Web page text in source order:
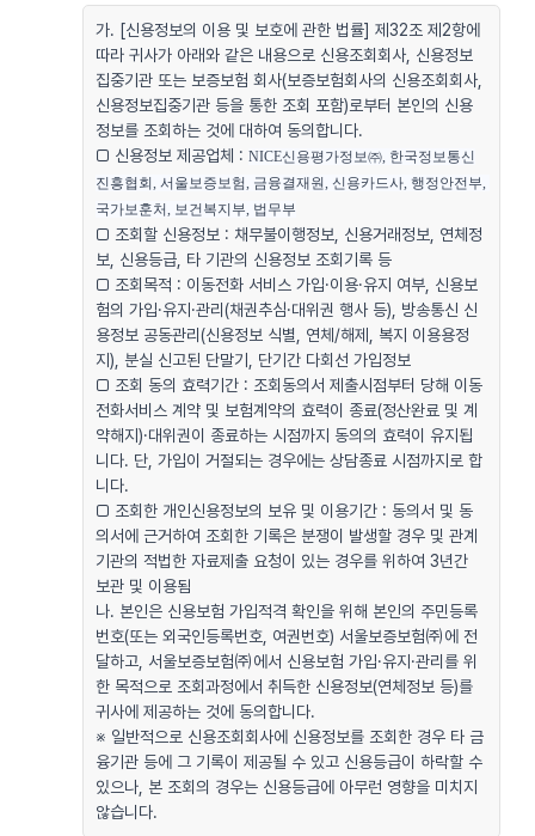
가. [신용정보의 이용 및 보호에 관한 법률] 제32조 제2항에
따라 귀사가 아래와 같은 내용으로 신용조회회사, 신용정보
집중기관 또는 보증보험 회사(보증보험회사의 신용조회회사,
신용정보집중기관 등을 통한 조회 포함)로부터 본인의 신용
정보를 조회하는 것에 대하여 동의합니다.
□ 신용정보 제공업체 :NICE신용평가정보㈜, 한국정보통신
진흥협회, 서울보증보험, 금융결재원, 신용카드사, 행정안전부,
국가보훈처, 보건복지부, 법무부
□ 조회할 신용정보 : 채무불이행정보, 신용거래정보, 연체정
보, 신용등급, 타 기관의 신용정보 조회기록 등
□ 조회목적 : 이동전화 서비스 가입·이용·유지 여부, 신용보
험의 가입·유지·관리(채권추심·대위권 행사 등), 방송통신 신
용정보 공동관리(신용정보 식별, 연체/해제, 복지 이용용정
지), 분실 신고된 단말기, 단기간 다회선 가입정보
□ 조회 동의 효력기간 : 조회동의서 제출시점부터 당해 이동
전화서비스 계약 및 보험계약의 효력이 종료(정산완료 및 계
약해지)·대위권이 종료하는 시점까지 동의의 효력이 유지됩
니다. 단, 가입이 거절되는 경우에는 상담종료 시점까지로 합
니다.
□ 조회한 개인신용정보의 보유 및 이용기간 : 동의서 및 동
의서에 근거하여 조회한 기록은 분쟁이 발생할 경우 및 관계
기관의 적법한 자료제출 요청이 있는 경우를 위하여 3년간
보관 및 이용됨
나. 본인은 신용보험 가입적격 확인을 위해 본인의 주민등록
번호(또는 외국인등록번호, 여권번호) 서울보증보험㈜에 전
달하고, 서울보증보험㈜에서 신용보험 가입·유지·관리를 위
한 목적으로 조회과정에서 취득한 신용정보(연체정보 등)를
귀사에 제공하는 것에 동의합니다.
※ 일반적으로 신용조회회사에 신용정보를 조회한 경우 타 금
융기관 등에 그 기록이 제공될 수 있고 신용등급이 하락할 수
있으나, 본 조회의 경우는 신용등급에 아무런 영향을 미치지
않습니다.